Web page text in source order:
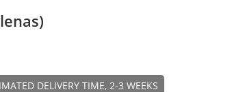
DELIVERY TIME, 2-3 WEEKS